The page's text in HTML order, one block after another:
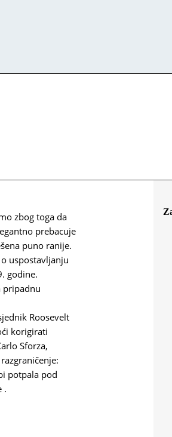
zbog toga da
prebacuje
puno ranije.
uspostavljanju
godine.
pripadnu
Roosevelt
korigirati
Sforza,
potpala pod
.